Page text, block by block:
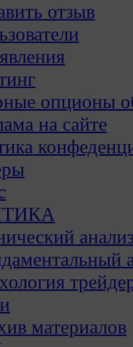
отзыв
опционы
на сайте
материалов